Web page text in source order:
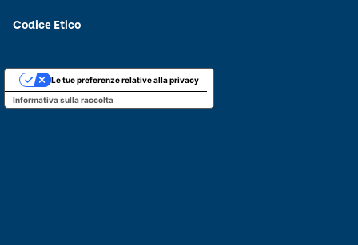
Codice Etico
Informativa sulla raccolta
Le tue preferenze relative alla privacy